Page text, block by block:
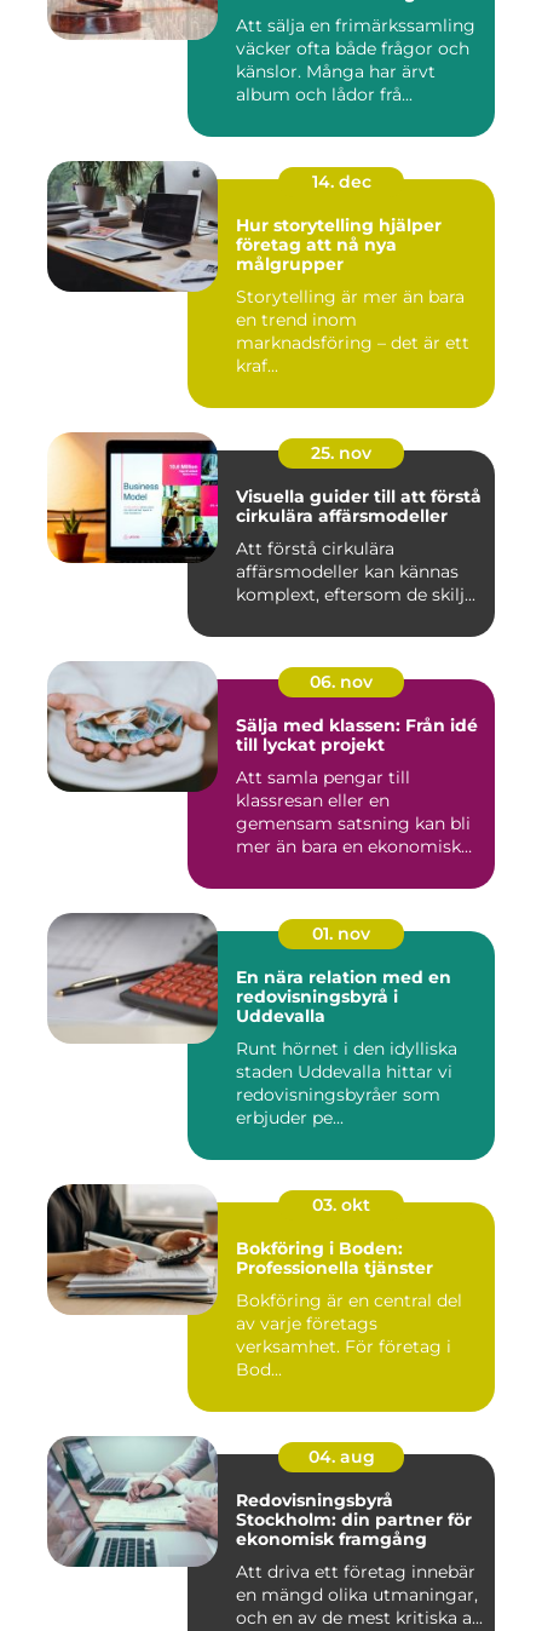
Att sälja en frimärkssamling
väcker ofta både frågor och
känslor. Många har ärvt
album och lådor frå...
14. dec
Hur storytelling hjälper
företag att nå nya
målgrupper
Storytelling är mer än bara
en trend inom
marknadsföring – det är ett
kraf...
25. nov
Visuella guider till att förstå
cirkulära affärsmodeller
Att förstå cirkulära
affärsmodeller kan kännas
komplext, eftersom de skilj...
06. nov
Sälja med klassen: Från idé
till lyckat projekt
Att samla pengar till
klassresan eller en
gemensam satsning kan bli
mer än bara en ekonomisk
01. nov
En nära relation med en
redovisningsbyrå i
Uddevalla
Runt hörnet i den idylliska
staden Uddevalla hittar vi
redovisningsbyråer som
erbjuder pe...
03. okt
Bokföring i Boden:
Professionella tjänster
Bokföring är en central del
av varje företags
verksamhet. För företag i
Bod...
04. aug
Redovisningsbyrå
Stockholm: din partner för
ekonomisk framgång
Att driva ett företag innebär
en mängd olika utmaningar,
och en av de mest kritiska a...